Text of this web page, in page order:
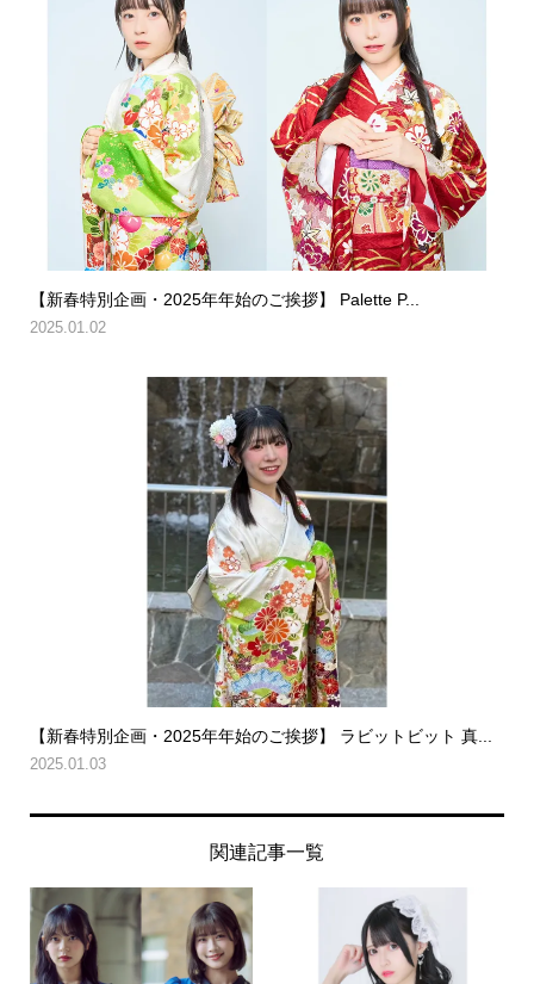
【新春特別企画・2025年年始のご挨拶】 Palette P...
2025.01.02
【新春特別企画・2025年年始のご挨拶】 ラビットビット 真...
2025.01.03
関連記事一覧